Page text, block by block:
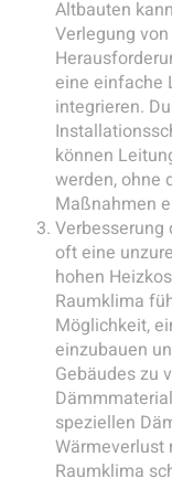
Altbauten
Verlegung
eine einfache
integrieren.
können
werden, ohne
Maßnahmen
Verbesserung
oft eine
hohen
Raumklima
Möglichkeit,
einzubauen
Gebäudes zu
speziellen
Wärmeverlust
Raumklima